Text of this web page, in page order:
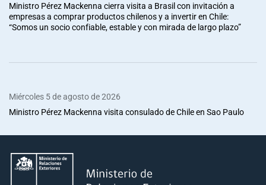
Ministro Pérez Mackenna cierra visita a Brasil con invitación a
empresas a comprar productos chilenos y a invertir en Chile:
“Somos un socio confiable, estable y con mirada de largo plazo”
Miércoles 5 de agosto de 2026
Ministro Pérez Mackenna visita consulado de Chile en Sao Paulo